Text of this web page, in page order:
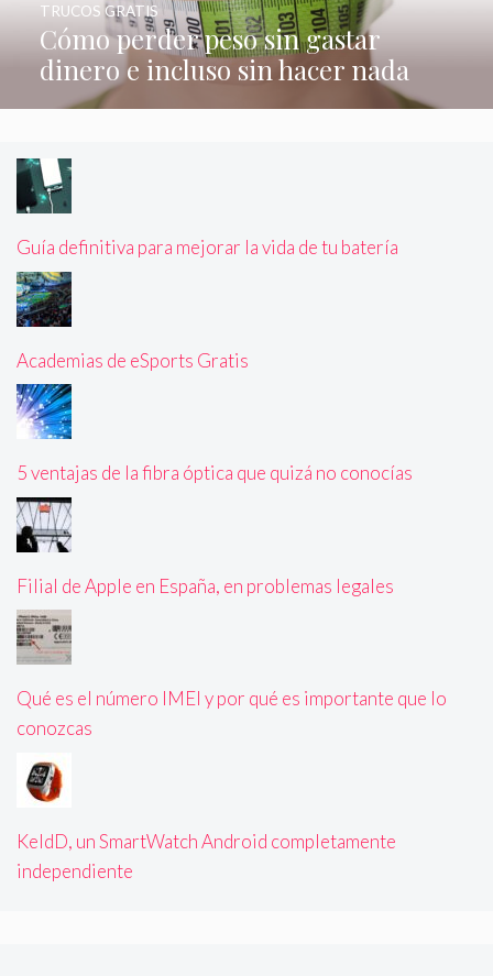
Cómo perder peso sin gastar
dinero e incluso sin hacer nada
TRUCOS GRATIS
Guía definitiva para mejorar la vida de tu batería
Academias de eSports Gratis
5 ventajas de la fibra óptica que quizá no conocías
Filial de Apple en España, en problemas legales
Qué es el número IMEI y por qué es importante que lo
conozcas
KeldD, un SmartWatch Android completamente
independiente